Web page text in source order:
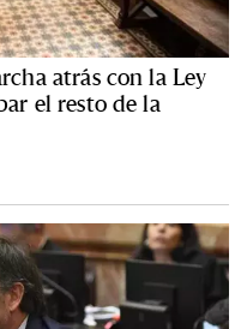
atrás con la Ley
el resto de la